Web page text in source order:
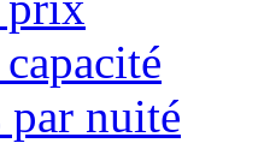
nuité